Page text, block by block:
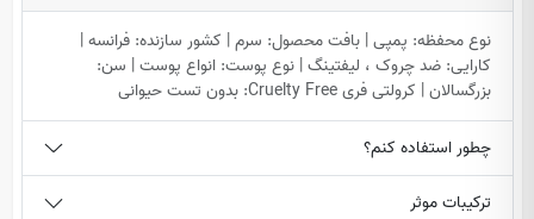
نوع محفظه: پمپی | بافت محصول: سرم | کشور سازنده: فرانسه |
کارایی: ضد چروک ، لیفتینگ | نوع پوست: انواع پوست | سن:
بزرگسالان | کرولتی فری Cruelty Free: بدون تست حیوانی
چطور استفاده کنم؟
ترکیبات موثر